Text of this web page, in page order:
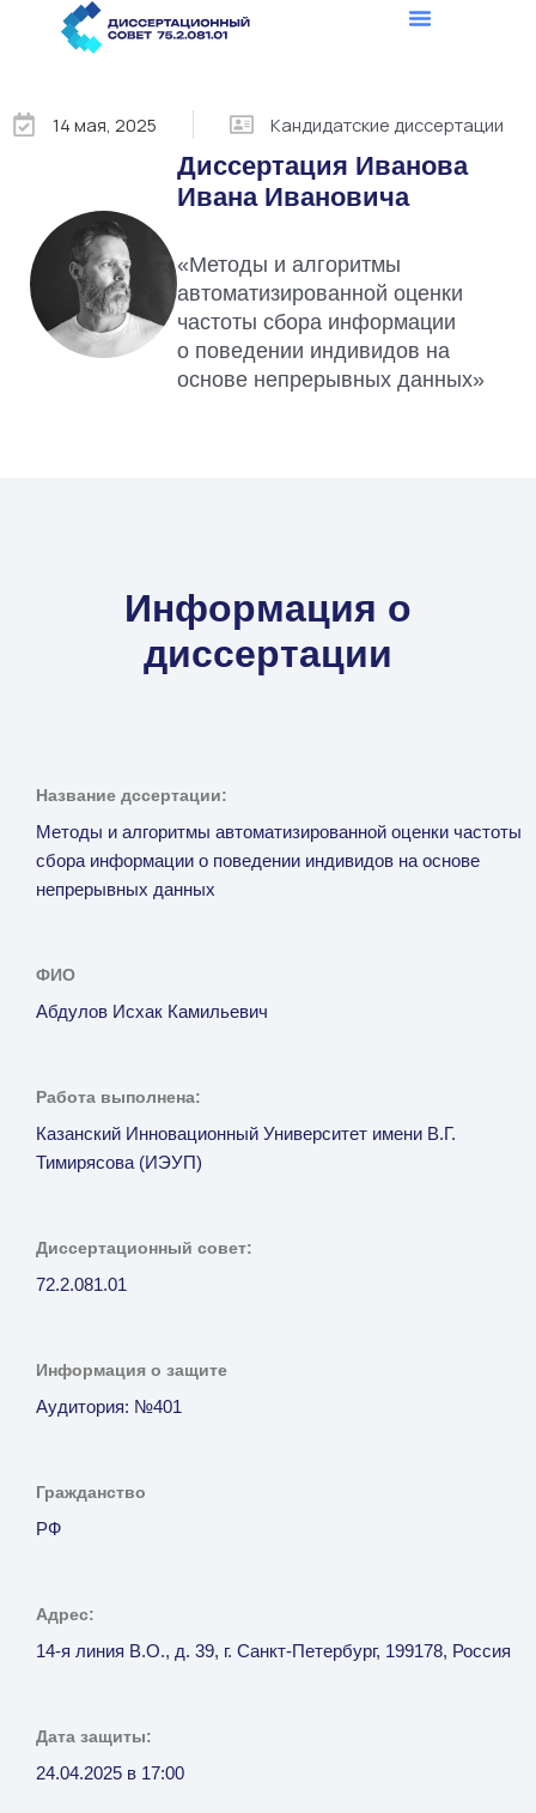
Перейти
14 мая, 2025 Кандидатские диссертации
Диссертация Иванова
Ивана Ивановича
«Методы и алгоритмы
автоматизированной оценки
частоты сбора информации
о поведении индивидов на
основе непрерывных данных»
Информация о
диссертации
Название дссертации:
Методы и алгоритмы автоматизированной оценки частоты
сбора информации о поведении индивидов на основе
непрерывных данных
ФИО
Абдулов Исхак Камильевич
Работа выполнена:
Казанский Инновационный Университет имени В.Г.
Тимирясова (ИЭУП)
Диссертационный совет:
72.2.081.01
Информация о защите
Аудитория: №401
Гражданство
РФ
Адрес:
14-я линия В.О., д. 39, г. Санкт-Петербург, 199178, Россия
Дата защиты:
24.04.2025 в 17:00